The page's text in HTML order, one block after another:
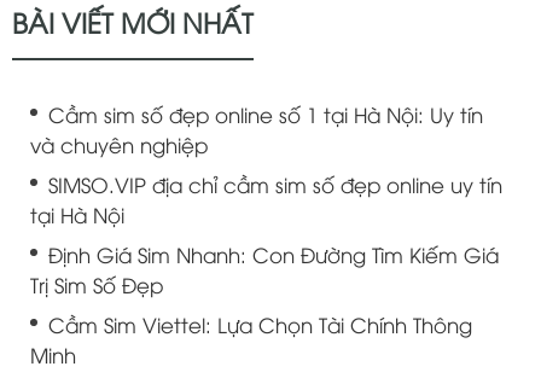
BÀI VIẾT MỚI NHẤT
Cầm sim số đẹp online số 1 tại Hà Nội: Uy tín
và chuyên nghiệp
SIMSO.VIP địa chỉ cầm sim số đẹp online uy tín
tại Hà Nội
Định Giá Sim Nhanh: Con Đường Tìm Kiếm Giá
Trị Sim Số Đẹp
Cầm Sim Viettel: Lựa Chọn Tài Chính Thông
Minh